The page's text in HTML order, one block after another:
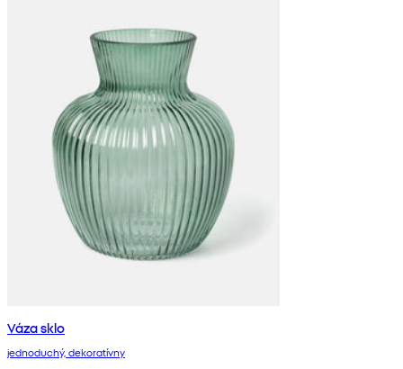
Váza sklo
jednoduchý, dekoratívny